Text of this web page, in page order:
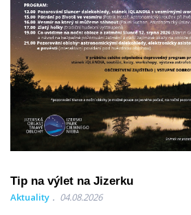
Tip na výlet na Jizerku
Aktuality 04.08.2026